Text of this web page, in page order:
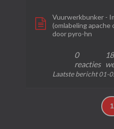
Vuurwerkbunker -
(omlabeling apache
doorpyro-hn
0
reacties
Laatste bericht 01-
1